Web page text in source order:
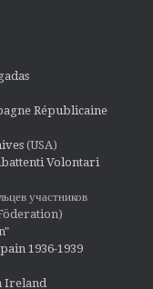
Républicaine
(USA)
Volontari
участников
Föderation)
1936-1939
Ireland